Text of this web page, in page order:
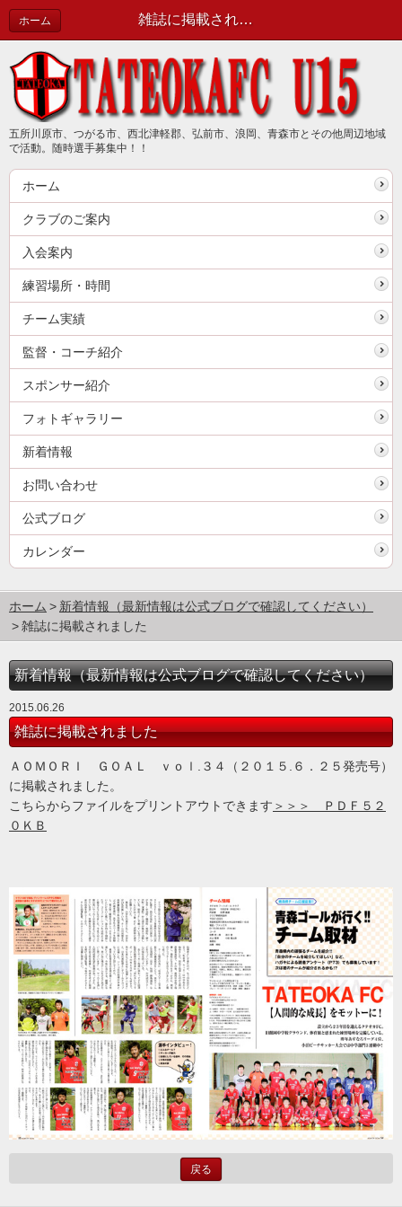
雑誌に掲載されました | 新着情報（最新情報は公式ブログで確認してください）
ホーム
五所川原市、つがる市、西北津軽郡、弘前市、浪岡、青森市とその他周辺地域
で活動。随時選手募集中！！
ホーム
クラブのご案内
入会案内
練習場所・時間
チーム実績
監督・コーチ紹介
スポンサー紹介
フォトギャラリー
新着情報
お問い合わせ
公式ブログ
カレンダー
ホーム
新着情報（最新情報は公式ブログで確認してください）
雑誌に掲載されました
新着情報（最新情報は公式ブログで確認してください）
2015.06.26
雑誌に掲載されました
ＡＯＭＯＲＩ ＧＯＡＬ ｖｏｌ.３４（２０１５.６．２５発売号）
に掲載されました。
こちらからファイルをプリントアウトできます ＞＞＞ ＰＤＦ５２
０ＫＢ
戻る